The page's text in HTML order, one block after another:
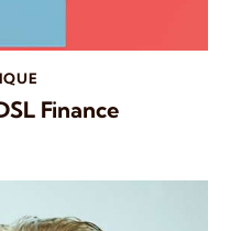
Finance